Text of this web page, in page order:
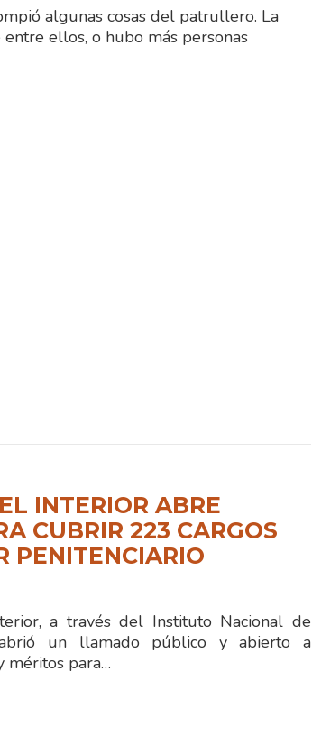
algunas cosas del patrullero. La
ellos, o hubo más personas
INTERIOR ABRE
CUBRIR 223 CARGOS
PENITENCIARIO
a través del Instituto Nacional de
abrió un llamado público y abierto a
méritos para…